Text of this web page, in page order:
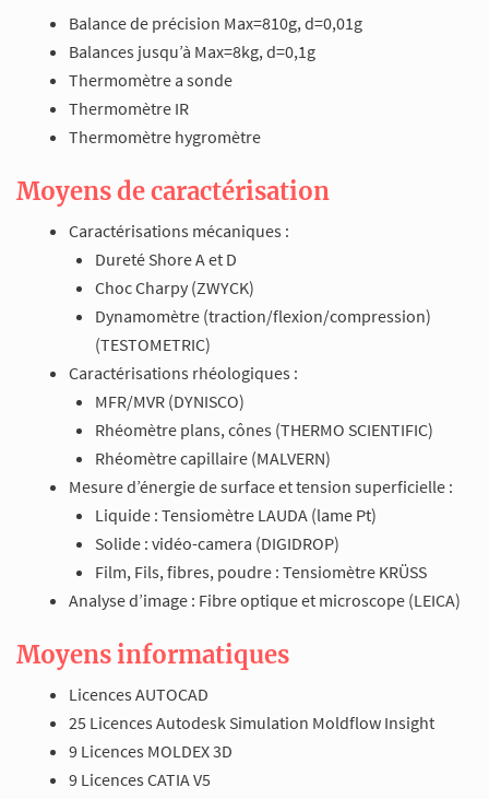
Balance de précision Max=810g, d=0,01g
Balances jusqu’à Max=8kg, d=0,1g
Thermomètre a sonde
Thermomètre IR
Thermomètre hygromètre
Moyens de caractérisation
Caractérisations mécaniques :
Dureté Shore A et D
Choc Charpy (ZWYCK)
Dynamomètre (traction/flexion/compression)
(TESTOMETRIC)
Caractérisations rhéologiques :
MFR/MVR (DYNISCO)
Rhéomètre plans, cônes (THERMO SCIENTIFIC)
Rhéomètre capillaire (MALVERN)
Mesure d’énergie de surface et tension superficielle :
Liquide : Tensiomètre LAUDA (lame Pt)
Solide : vidéo-camera (DIGIDROP)
Film, Fils, fibres, poudre : Tensiomètre KRÜSS
Analyse d’image : Fibre optique et microscope (LEICA)
Moyens informatiques
Licences AUTOCAD
25 Licences Autodesk Simulation Moldflow Insight
9 Licences MOLDEX 3D
9 Licences CATIA V5